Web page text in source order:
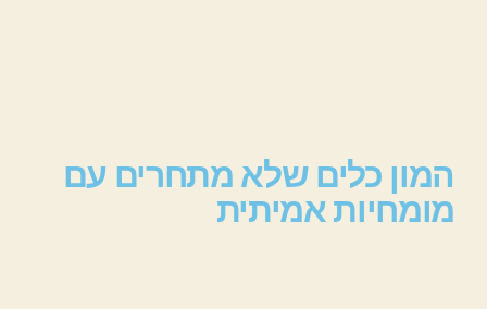
המון כלים שלא מתחרים עם
מומחיות אמיתית